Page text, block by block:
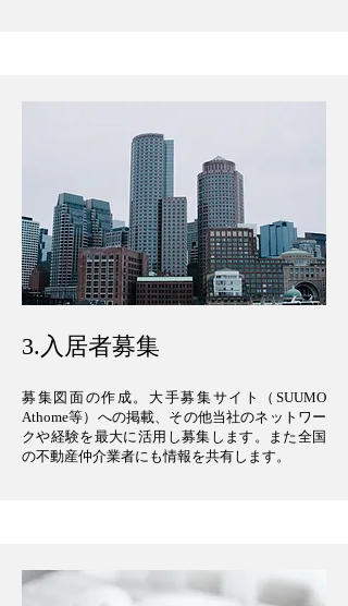
​3.入居者募集
募集図面の作成。大手募集サイト（SUUMO
Athome等）への掲載、その他当社のネットワー
クや経験を最大に活用し募集します。また全国
の不動産仲介業者にも情報を共有します。